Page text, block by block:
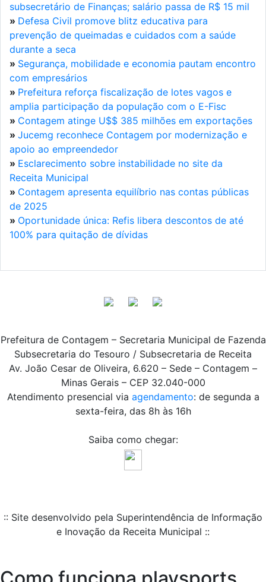
subsecretário de Finanças; salário passa de R$ 15 mil
» Defesa Civil promove blitz educativa para
prevenção de queimadas e cuidados com a saúde
durante a seca
» Segurança, mobilidade e economia pautam encontro
com empresários
» Prefeitura reforça fiscalização de lotes vagos e
amplia participação da população com o E-Fisc
» Contagem atinge U$$ 385 milhões em exportações
» Jucemg reconhece Contagem por modernização e
apoio ao empreendedor
» Esclarecimento sobre instabilidade no site da
Receita Municipal
» Contagem apresenta equilíbrio nas contas públicas
de 2025
» Oportunidade única: Refis libera descontos de até
100% para quitação de dívidas
Prefeitura de Contagem – Secretaria Municipal de Fazenda
Subsecretaria do Tesouro / Subsecretaria de Receita
Av. João Cesar de Oliveira, 6.620 – Sede – Contagem –
Minas Gerais – CEP 32.040-000
Atendimento presencial via agendamento: de segunda a
sexta-feira, das 8h às 16h
Saiba como chegar:
:: Site desenvolvido pela Superintendência de Informação
e Inovação da Receita Municipal ::